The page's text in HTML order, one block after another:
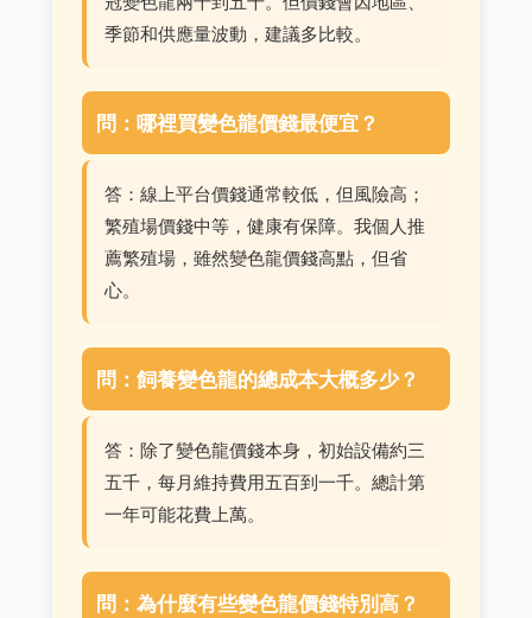
季節和供應量波動，建議多比較。
問：哪裡買變色龍價錢最便宜？
答：線上平台價錢通常較低，但風險高；
繁殖場價錢中等，健康有保障。我個人推
薦繁殖場，雖然變色龍價錢高點，但省
心。
問：飼養變色龍的總成本大概多少？
答：除了變色龍價錢本身，初始設備約三
五千，每月維持費用五百到一千。總計第
一年可能花費上萬。
問：為什麼有些變色龍價錢特別高？